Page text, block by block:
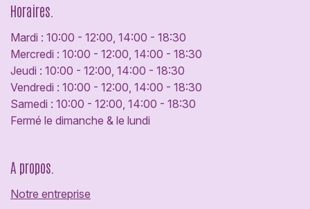
Horaires.
Mardi : 10:00 - 12:00, 14:00 - 18:30
Mercredi : 10:00 - 12:00, 14:00 - 18:30
Jeudi : 10:00 - 12:00, 14:00 - 18:30
Vendredi : 10:00 - 12:00, 14:00 - 18:30
Samedi : 10:00 - 12:00, 14:00 - 18:30
Fermé le dimanche & le lundi
A propos.
Notre entreprise